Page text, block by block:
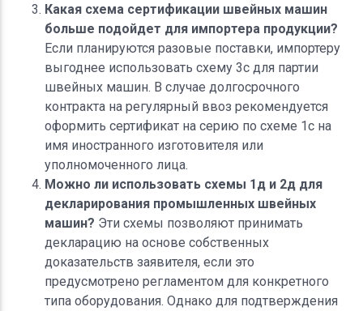
Какая схема сертификации швейных машин
больше подойдет для импортера продукции?
Если планируются разовые поставки, импортеру
выгоднее использовать схему 3с для партии
швейных машин. В случае долгосрочного
контракта на регулярный ввоз рекомендуется
оформить сертификат на серию по схеме 1с на
имя иностранного изготовителя или
уполномоченного лица.
Можно ли использовать схемы 1д и 2д для
декларирования промышленных швейных
машин? Эти схемы позволяют принимать
декларацию на основе собственных
доказательств заявителя, если это
предусмотрено регламентом для конкретного
типа оборудования. Однако для подтверждения